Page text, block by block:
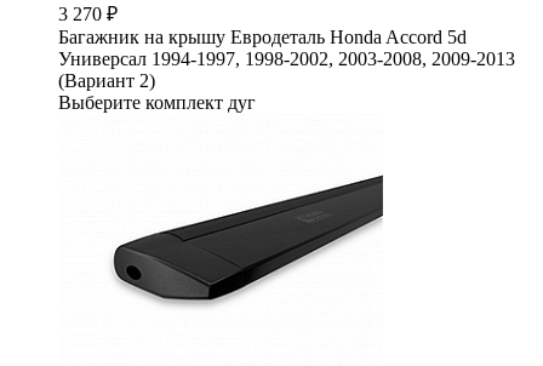
3 270 ₽
Багажник на крышу Евродеталь Honda Accord 5d
Универсал 1994-1997, 1998-2002, 2003-2008, 2009-2013
(Вариант 2)
Выберите комплект дуг